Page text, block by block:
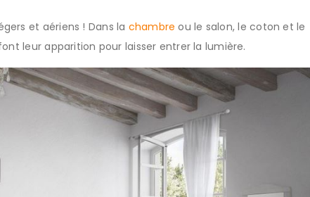
et aériens ! Dans la chambre ou le salon, le coton et le
leur apparition pour laisser entrer la lumière.